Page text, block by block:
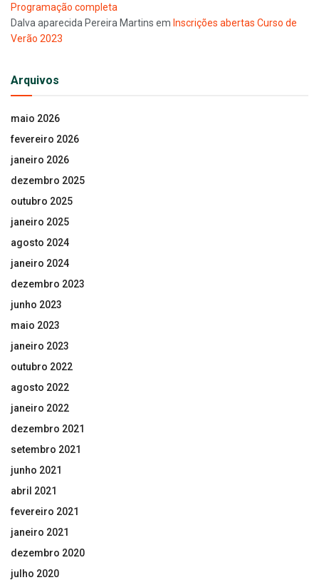
Programação completa
Dalva aparecida Pereira Martins em Inscrições abertas Curso de
Verão 2023
Arquivos
maio 2026
fevereiro 2026
janeiro 2026
dezembro 2025
outubro 2025
janeiro 2025
agosto 2024
janeiro 2024
dezembro 2023
junho 2023
maio 2023
janeiro 2023
outubro 2022
agosto 2022
janeiro 2022
dezembro 2021
setembro 2021
junho 2021
abril 2021
fevereiro 2021
janeiro 2021
dezembro 2020
julho 2020